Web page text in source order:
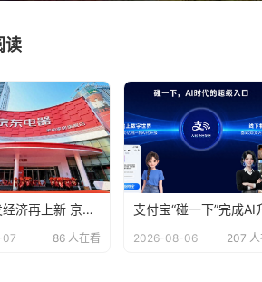
读
济宁首发经济再上新 京东电器自营大店开业
86 人在看 2026-08-06 207 人